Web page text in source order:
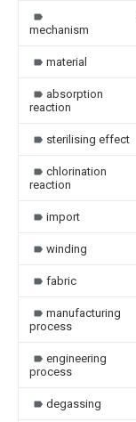
mechanism
material
absorption
reaction
sterilising effect
chlorination
reaction
import
winding
fabric
manufacturing
process
engineering
process
degassing